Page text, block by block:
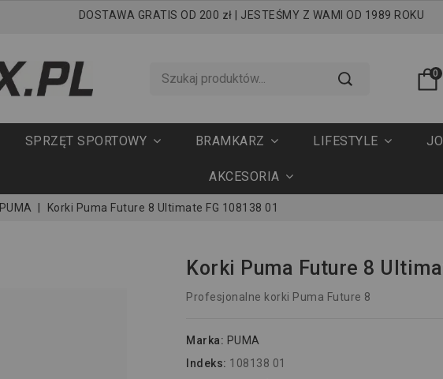
DOSTAWA GRATIS OD 200 zł | JESTEŚMY Z WAMI OD 1989 ROKU
0
SPRZĘT SPORTOWY BRAMKARZ LIFESTYLE
AKCESORIA
PUMA Korki Puma Future 8 Ultimate FG 108138 01
Korki Puma Future 8
Profesjonalne korki Puma Future 8
Marka: PUMA
Indeks: 108138 01